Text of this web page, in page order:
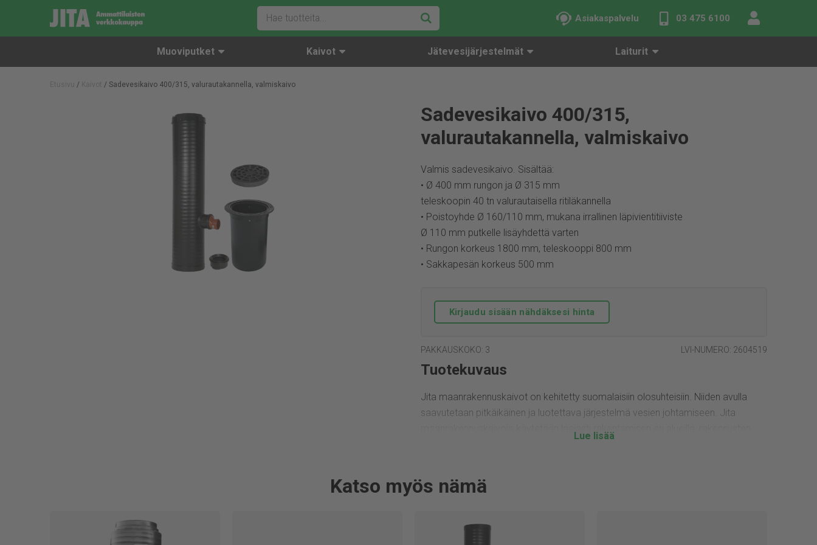
Asiakaspalvelu 03 475 6100
Muoviputket
Muovikannet ja -pohjat
Kaivot Jätevesijärjestelmät Laiturit
/ / Sadevesikaivo 400/315, valurautakannella, valmiskaivo
Sadevesikaivo 400/315,
valurautakannella, valmiskaivo
Valmis sadevesikaivo. Sisältää:
• Ø 400 mm rungon ja Ø 315 mm
teleskoopin 40 tn valurautaisella ritiläkannella
• Poistoyhde Ø 160/110 mm, mukana irrallinen läpivientitiiviste
Ø 110 mm putkelle lisäyhdettä varten
• Rungon korkeus 1800 mm, teleskooppi 800 mm
• Sakkapesän korkeus 500 mm
Kirjaudu sisään nähdäksesi hinta
PAKKAUSKOKO: 3 LVI-NUMERO: 2604519
Tuotekuvaus
Jita maanrakennuskaivot on kehitetty suomalaisiin olosuhteisiin. Niiden avulla
saavutetaan pitkäikäinen ja luotettava järjestelmä vesien johtamiseen. Jita
varustettu kelluvalla valurautaisella ritiläkansistolla, jonka kuormituskestävyys on
ø 160 mm hitsatulla muhviyhteellä, jossa on asennettuna supistusosa kokoon ø
110 mm. Supistusyhde voidaan poistaa työmaalla, jolloin saadaan käyttöön ø
Katso myös nämä